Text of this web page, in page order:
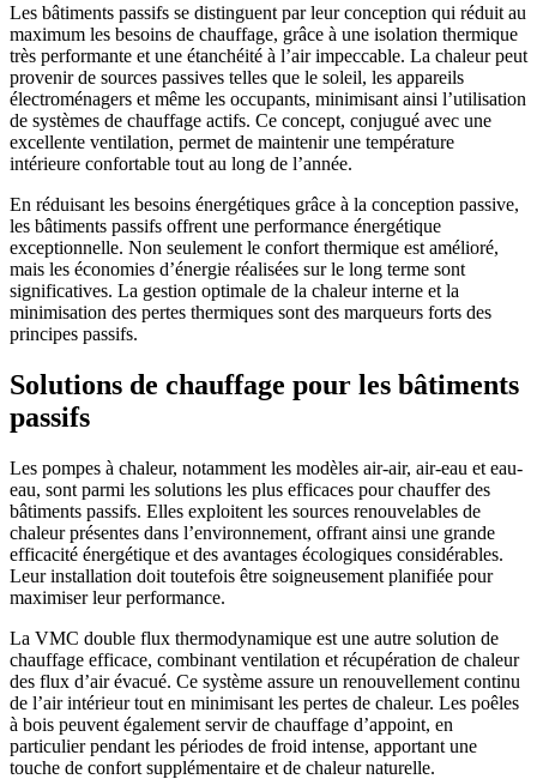
Les bâtiments passifs se distinguent par leur conception qui réduit au
maximum les besoins de chauffage, grâce à une isolation thermique
très performante et une étanchéité à l’air impeccable. La chaleur peut
provenir de sources passives telles que le soleil, les appareils
électroménagers et même les occupants, minimisant ainsi l’utilisation
de systèmes de chauffage actifs. Ce concept, conjugué avec une
excellente ventilation, permet de maintenir une température
intérieure confortable tout au long de l’année.
En réduisant les besoins énergétiques grâce à la conception passive,
les bâtiments passifs offrent une performance énergétique
exceptionnelle. Non seulement le confort thermique est amélioré,
mais les économies d’énergie réalisées sur le long terme sont
significatives. La gestion optimale de la chaleur interne et la
minimisation des pertes thermiques sont des marqueurs forts des
principes passifs.
Solutions de chauffage pour les bâtiments
passifs
Les pompes à chaleur, notamment les modèles air-air, air-eau et eau-
eau, sont parmi les solutions les plus efficaces pour chauffer des
bâtiments passifs. Elles exploitent les sources renouvelables de
chaleur présentes dans l’environnement, offrant ainsi une grande
efficacité énergétique et des avantages écologiques considérables.
Leur installation doit toutefois être soigneusement planifiée pour
maximiser leur performance.
La VMC double flux thermodynamique est une autre solution de
chauffage efficace, combinant ventilation et récupération de chaleur
des flux d’air évacué. Ce système assure un renouvellement continu
de l’air intérieur tout en minimisant les pertes de chaleur. Les poêles
à bois peuvent également servir de chauffage d’appoint, en
particulier pendant les périodes de froid intense, apportant une
touche de confort supplémentaire et de chaleur naturelle.